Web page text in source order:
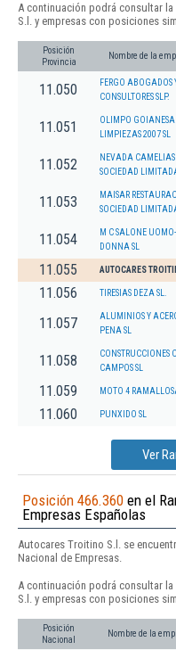
A continuación podrá consultar
S.l. y empresas con posiciones
Posición
Provincia
Nombre de la
11.050
FERGO ABOGADOS
CONSULTORES SLP.
11.051
OLIMPO GOIANESA
LIMPIEZAS 2007 SL
11.052
NEVADA CAMELIAS
SOCIEDAD
11.053
MAISAR
SOCIEDAD
11.054
M C SALONE UOMO-
DONNA SL
11.055 AUTOCARES
11.056 TIRESIAS DEZA SL.
11.057
ALUMINIOS Y
PENA SL
11.058
CONSTRUCCIONES
CAMPOS SL
11.059 MOTO 4
11.060 PUNXIDO SL
Ver
Posición 466.360 en el
Empresas Españolas
Autocares Troitino S.l. se
Nacional de Empresas.
A continuación podrá consultar
S.l. y empresas con posiciones
Posición
Nacional
Nombre de la